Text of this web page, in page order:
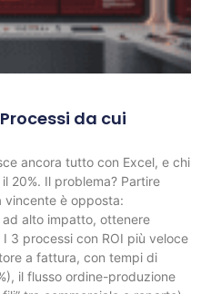
da cui
ancora tutto con Excel, e chi
20%. Il problema? Partire
è opposta:
alto impatto, ottenere
3 processi con ROI più veloce
a fattura, con tempi di
il flusso ordine-produzione